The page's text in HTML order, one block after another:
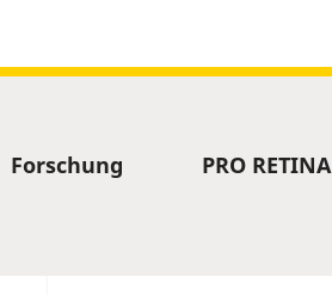
Forschung PRO RETINA